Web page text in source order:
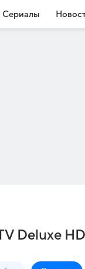
Сериалы
Deluxe